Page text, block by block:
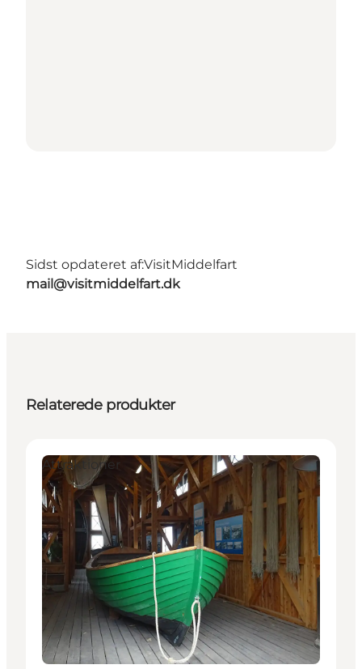
Sidst opdateret af:VisitMiddelfart
mail@visitmiddelfart.dk
Relaterede produkter
Attraktioner